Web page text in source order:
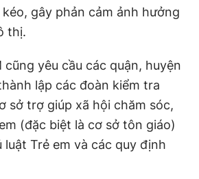
gây phản cảm ảnh hưởng
thị.
cũng yêu cầu các quận, huyện
lập các đoàn kiểm tra
sở trợ giúp xã hội chăm sóc,
(đặc biệt là cơ sở tôn giáo)
luật Trẻ em và các quy định